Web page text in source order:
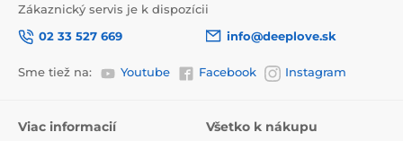
Zákaznický servis je k dispozícii
02 33 527 669
info@deeplove.sk
Sme tiež na: Youtube Facebook Instagram
Viac informacií Všetko k nákupu